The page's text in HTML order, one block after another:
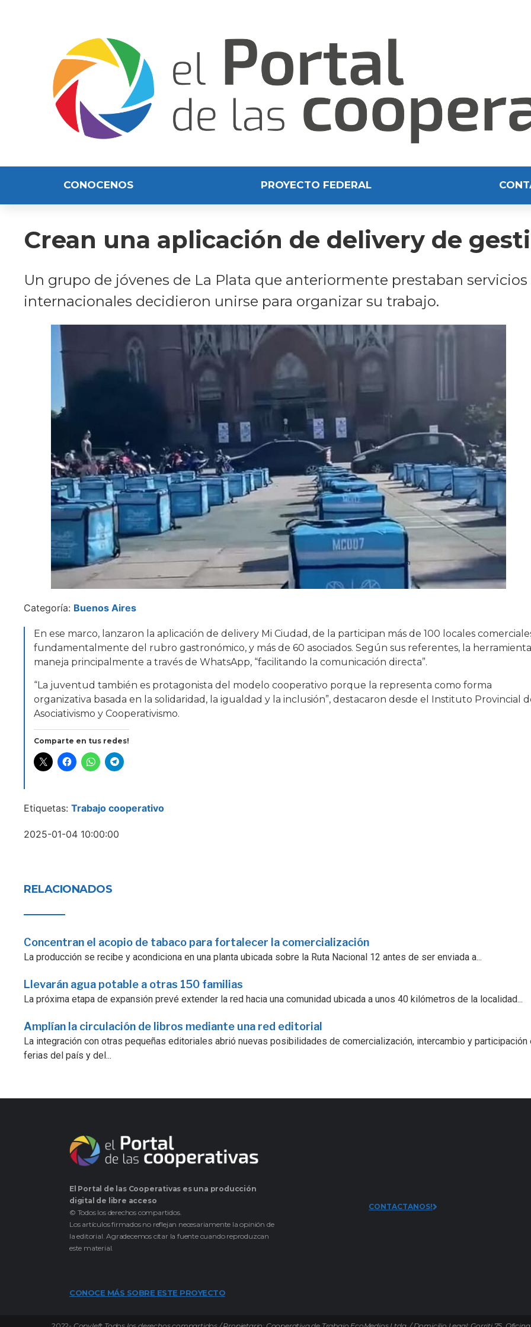
CONOCENOS PROYECTO FEDERAL
Crean una aplicación de delivery de
Un grupo de jóvenes de La Plata que anteriormente prestaban
internacionales decidieron unirse para organizar su trabajo.
Categoría: Buenos Aires
En ese marco, lanzaron la aplicación de delivery Mi Ciudad, de la participan más de 100 locales
fundamentalmente del rubro gastronómico, y más de 60 asociados. Según sus referentes, la
maneja principalmente a través de WhatsApp, “facilitando la comunicación directa”.
“La juventud también es protagonista del modelo cooperativo porque la representa como forma
organizativa basada en la solidaridad, la igualdad y la inclusión”, destacaron desde el Instituto Provincial
Asociativismo y Cooperativismo.
Comparte en tus redes!
Etiquetas: Trabajo cooperativo
2025-01-04 10:00:00
RELACIONADOS
Concentran el acopio de tabaco para fortalecer la comercialización
La producción se recibe y acondiciona en una planta ubicada sobre la Ruta Nacional 12 antes de ser enviada a...
Llevarán agua potable a otras 150 familias
La próxima etapa de expansión prevé extender la red hacia una comunidad ubicada a unos 40 kilómetros de la localidad...
Amplían la circulación de libros mediante una red editorial
La integración con otras pequeñas editoriales abrió nuevas posibilidades de comercialización, intercambio y participación
ferias del país y del...
El Portal de las Cooperativas es una producción
digital de libre acceso
© Todos los derechos compartidos.
Los artículos firmados no reflejan necesariamente la opinión de
la editorial. Agradecemos citar la fuente cuando reproduzcan
este material.
CONOCE MÁS SOBRE ESTE PROYECTO
CONTACTANOS!